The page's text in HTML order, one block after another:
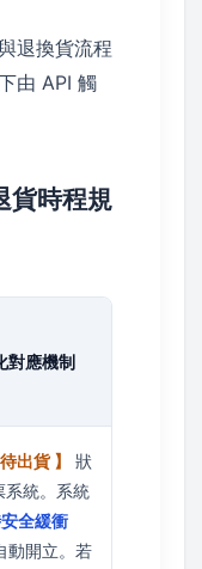
退換貨流程
由 API 觸
貨時程規
對應機制
待出貨 】
狀
系統。系統
全緩衝
動開立。若